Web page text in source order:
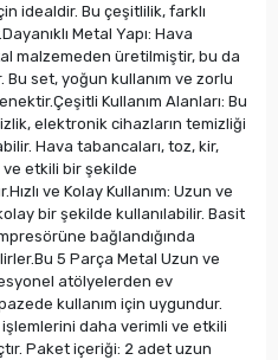
idealdir. Bu çeşitlilik, farklı
Metal Yapı: Hava
malzemeden üretilmiştir, bu da
Bu set, yoğun kullanım ve zorlu
Kullanım Alanları: Bu
elektronik cihazların temizliği
Hava tabancaları, toz, kir,
ve etkili bir şekilde
ve Kolay Kullanım: Uzun ve
bir şekilde kullanılabilir. Basit
bağlandığında
5 Parça Metal Uzun ve
atölyelerden ev
kullanım için uygundur.
daha verimli ve etkili
Paket içeriği: 2 adet uzun